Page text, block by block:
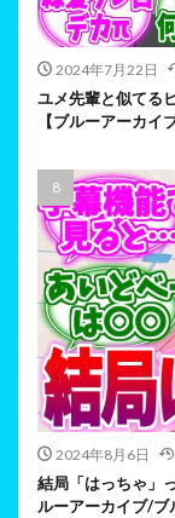
2024年7月22日
ユメ先輩と似てる
【ブルーアーカイ
2024年8月6日
結局「はっちゃ」
ルーアーカイブ/ブ